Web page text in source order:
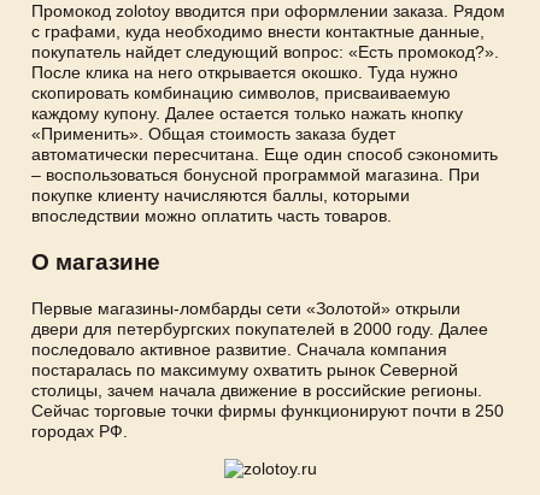
Промокод zolotoy вводится при оформлении заказа. Рядом
с графами, куда необходимо внести контактные данные,
покупатель найдет следующий вопрос: «Есть промокод?».
После клика на него открывается окошко. Туда нужно
скопировать комбинацию символов, присваиваемую
каждому купону. Далее остается только нажать кнопку
«Применить». Общая стоимость заказа будет
автоматически пересчитана. Еще один способ сэкономить
– воспользоваться бонусной программой магазина. При
покупке клиенту начисляются баллы, которыми
впоследствии можно оплатить часть товаров.
О магазине
Первые магазины-ломбарды сети «Золотой» открыли
двери для петербургских покупателей в 2000 году. Далее
последовало активное развитие. Сначала компания
постаралась по максимуму охватить рынок Северной
столицы, зачем начала движение в российские регионы.
Сейчас торговые точки фирмы функционируют почти в 250
городах РФ.